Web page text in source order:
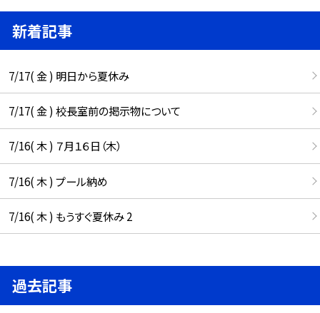
新着記事
7/17( 金 ) 明日から夏休み
7/17( 金 ) 校長室前の掲示物について
7/16( 木 ) ７月１６日（木）
7/16( 木 ) プール納め
7/16( 木 ) もうすぐ夏休み 2
過去記事